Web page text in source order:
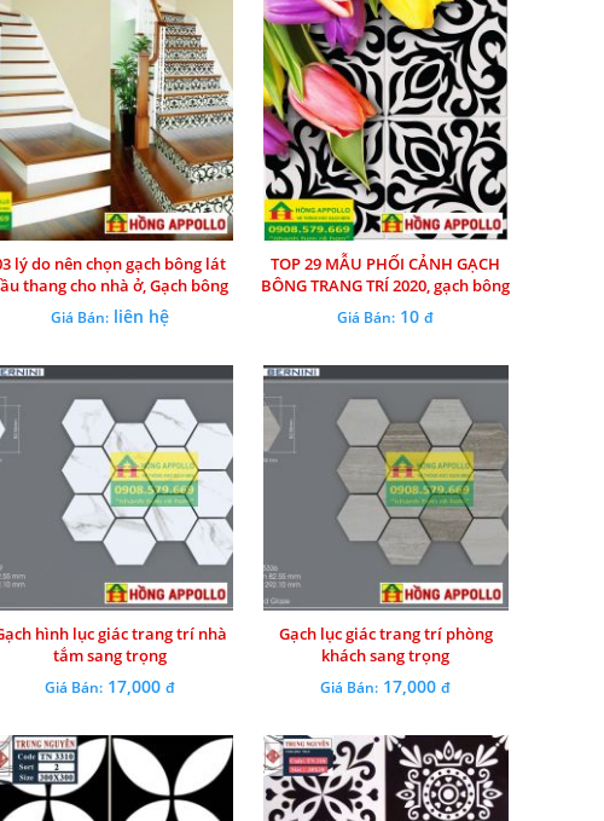
lý do nên chọn gạch bông lát
thang cho nhà ở, Gạch bông
trang trí cầu thang
Giá Bán: liên hệ
TOP 29 MẪU PHỐI CẢNH GẠCH
BÔNG TRANG TRÍ 2020, gạch bông
giá rẻ đẹp
Giá Bán: 10đ
hình lục giác trang trí nhà
tắm sang trọng
Giá Bán: 17,000đ
Gạch lục giác trang trí phòng
khách sang trọng
Giá Bán: 17,000đ